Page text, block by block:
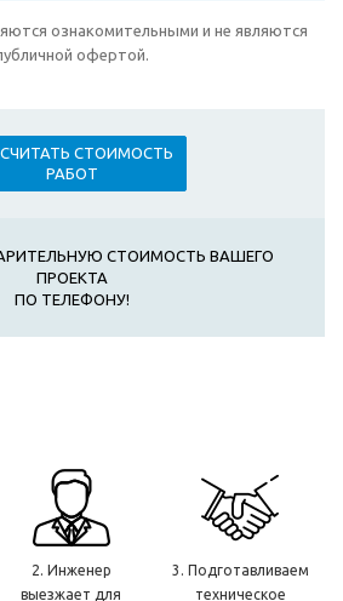
ознакомительными и не являются
офертой.
СТОИМОСТЬ
РАБОТ
СТОИМОСТЬ ВАШЕГО
ПРОЕКТА
ПО ТЕЛЕФОНУ!
2. Инженер
выезжает для
3. Подготавливаем
техническое